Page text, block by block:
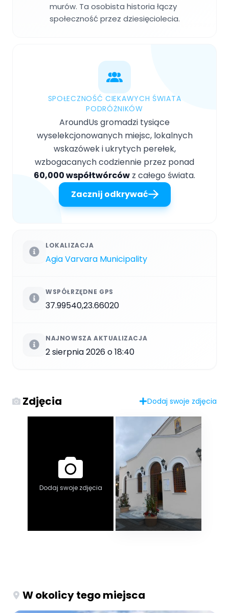
murów. Ta osobista historia łączy
społeczność przez dziesięciolecia.
SPOŁECZNOŚĆ CIEKAWYCH ŚWIATA
PODRÓŻNIKÓW
AroundUs gromadzi tysiące
wyselekcjonowanych miejsc, lokalnych
wskazówek i ukrytych perełek,
wzbogacanych codziennie przez ponad
60,000 współtwórców z całego świata.
Zacznij odkrywać
LOKALIZACJA
Agia Varvara Municipality
WSPÓŁRZĘDNE GPS
37.99540,23.66020
NAJNOWSZA AKTUALIZACJA
2 sierpnia 2026 o 18:40
Zdjęcia Dodaj swoje zdjęcia
Dodaj swoje zdjęcia
W okolicy tego miejsca